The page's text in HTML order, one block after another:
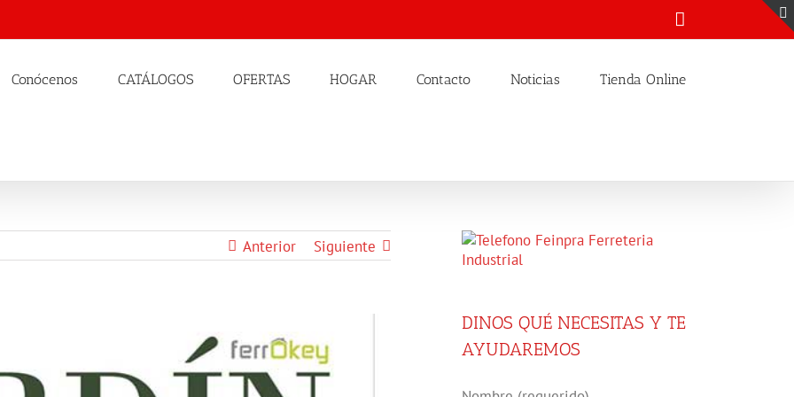
Conócenos CATÁLOGOS OFERTAS HOGAR Contacto Noticias Tienda Online
Anterior Siguiente
DINOS QUÉ NECESITAS Y TE
AYUDAREMOS